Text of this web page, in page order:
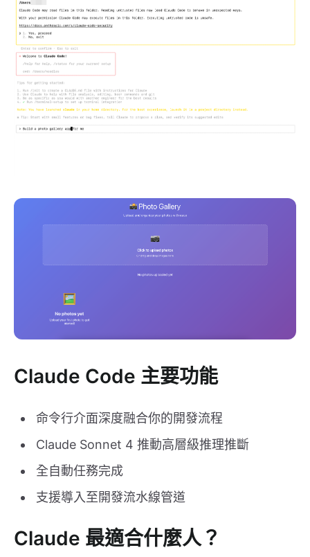
Claude Code 主要功能
命令行介面深度融合你的開發流程
Claude Sonnet 4 推動高層級推理推斷
全自動任務完成
支援導入至開發流水線管道
Claude 最適合什麼人？